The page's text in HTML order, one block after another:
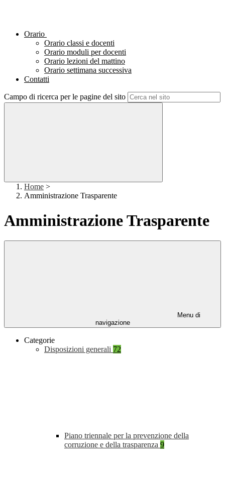
Orario
Orario classi e docenti
Orario moduli per docenti
Orario lezioni del mattino
Orario settimana successiva
Contatti
Campo di ricerca per le pagine del sito
Home >
Amministrazione Trasparente
Amministrazione Trasparente
Menu di
navigazione
Categorie
Disposizioni generali 72
Piano triennale per la prevenzione della
corruzione e della trasparenza 9